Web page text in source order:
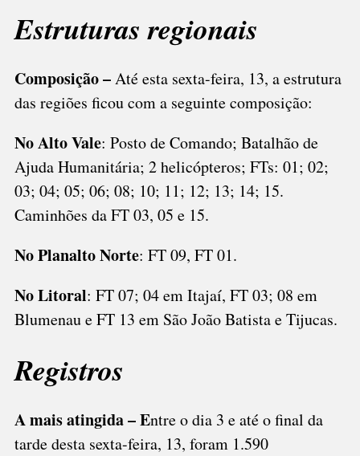
Estruturas regionais
Composição –Até esta sexta-feira, 13, a estrutura
das regiões ficou com a seguinte composição:
No Alto Vale: Posto de Comando; Batalhão de
Ajuda Humanitária; 2 helicópteros; FTs: 01; 02;
03; 04; 05; 06; 08; 10; 11; 12; 13; 14; 15.
Caminhões da FT 03, 05 e 15.
No Planalto Norte: FT 09, FT 01.
No Litoral: FT 07; 04 em Itajaí, FT 03; 08 em
Blumenau e FT 13 em São João Batista e Tijucas.
Registros
A mais atingida – Entre o dia 3 e até o final da
tarde desta sexta-feira, 13, foram 1.590